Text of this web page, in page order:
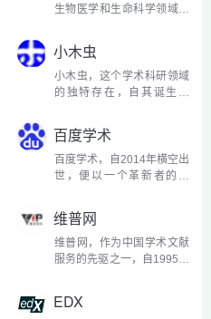
合作开发，旨在提供比传
生物医学和生命科学领域的
国国立卫生研究院(NIH)的国
家图书馆医学分部(NLM)创
立以来，它已成为全球科研
人员不可或缺的资源库。
小木虫
小木虫，这个学术科研领域
的独特存在，自其诞生以
者、学者和学生的知识绿
洲。它不仅仅是一个论坛，
更是一个学术交流的社区，
一个在专业领域内寻求帮
百度学术
百度学术，自2014年横空出
世，便以一个革新者的姿
据了一席之地。它不仅填补
了国内免费学术资源搜索的
空白，更以其便捷的使用体
验和丰富的功能，成为了...
维普网
维普网，作为中国学术文献
服务的先驱之一，自1995年
献服务平台。它不仅承载着
EDX